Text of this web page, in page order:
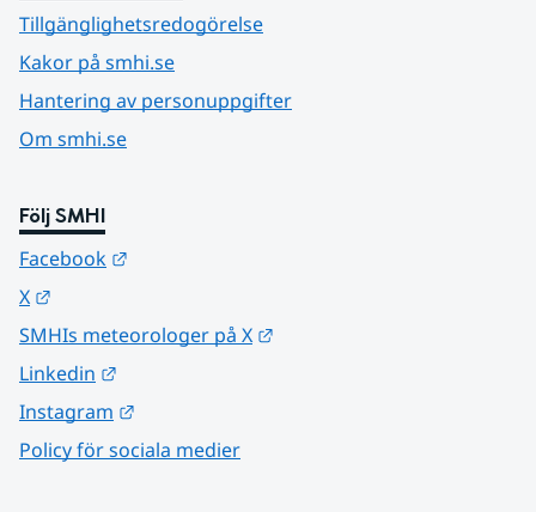
Tillgänglighetsredogörelse
Kakor på smhi.se
Hantering av personuppgifter
Om smhi.se
Följ SMHI
Facebook
X
SMHIs meteorologer på X
Linkedin
Instagram
Policy för sociala medier